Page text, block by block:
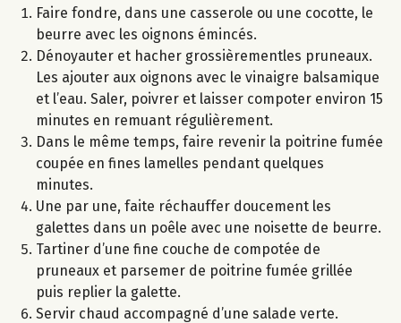
Faire fondre, dans une casserole ou une cocotte, le
beurre avec les oignons émincés.
Dénoyauter et hacher grossièrementles pruneaux.
Les ajouter aux oignons avec le vinaigre balsamique
et l’eau. Saler, poivrer et laisser compoter environ 15
minutes en remuant régulièrement.
Dans le même temps, faire revenir la poitrine fumée
coupée en fines lamelles pendant quelques
minutes.
Une par une, faite réchauffer doucement les
galettes dans un poêle avec une noisette de beurre.
Tartiner d’une fine couche de compotée de
pruneaux et parsemer de poitrine fumée grillée
puis replier la galette.
Servir chaud accompagné d’une salade verte.